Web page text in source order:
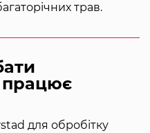
трав.
працює
для обробітку